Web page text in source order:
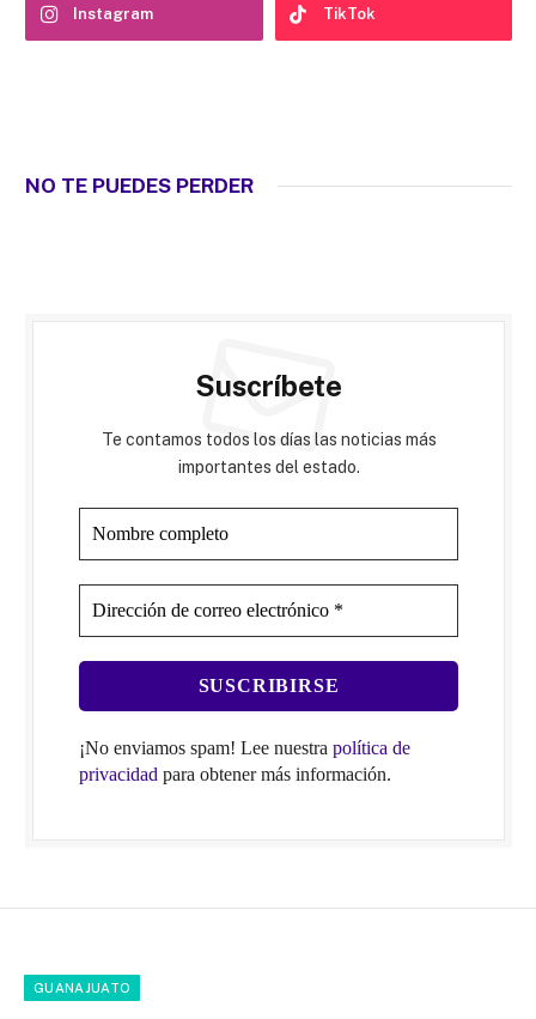
Instagram TikTok
NO TE PUEDES PERDER
Suscríbete
Te contamos todos los días las noticias más
importantes del estado.
¡No enviamos spam! Lee nuestra política de
privacidad para obtener más información.
GUANAJUATO